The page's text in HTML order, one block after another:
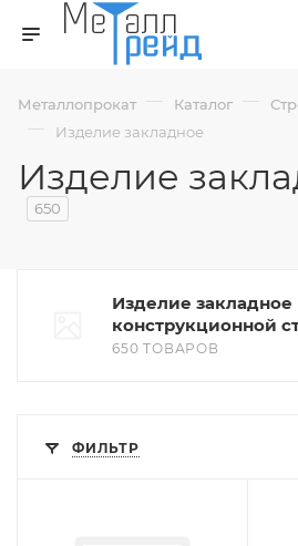
Металлопрокат — Каталог —
— Изделие закладное
Изделие
650
Изделие закладное
конструкционной
650 ТОВАРОВ
ФИЛЬТР